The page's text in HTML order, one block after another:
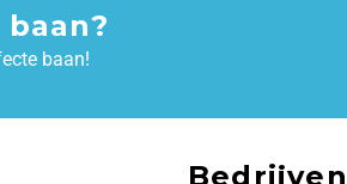
baan!
Bedrijven